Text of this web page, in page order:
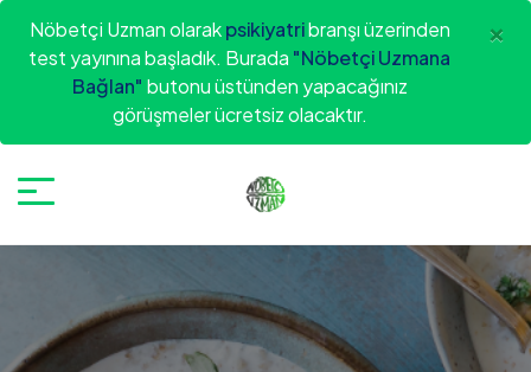
Nöbetçi Uzman olarakpsikiyatribranşı üzerinden
test yayınına başladık. Burada "Nöbetçi Uzmana
Bağlan" butonu üstünden yapacağınız
görüşmeler ücretsiz olacaktır.
×